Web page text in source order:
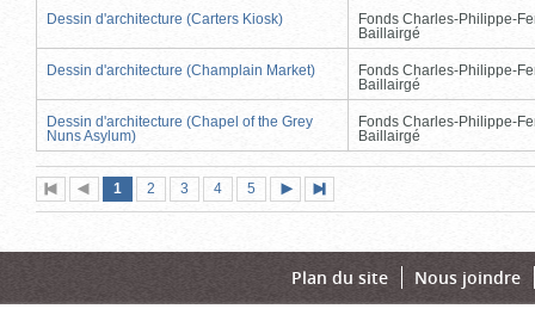
Dessin d'architecture (Carters Kiosk)
Fonds Charles-Philippe-
Baillairgé
Dessin d'architecture (Champlain Market)
Fonds Charles-Philippe-
Baillairgé
Dessin d'architecture (Chapel of the Grey
Nuns Asylum)
Fonds Charles-Philippe-
Baillairgé
Première
page
Page
précédente
Page
1 (page
actuelle)
Page
2 Page
3 Page
4 Page
5
suivante
page
Plan du site Nous joindre